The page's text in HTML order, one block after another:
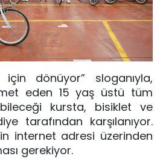
için dönüyor” sloganıyla,
eden 15 yaş üstü tüm
kursta, bisiklet ve
tarafından karşılanıyor.
internet adresi üzerinden
gerekiyor.